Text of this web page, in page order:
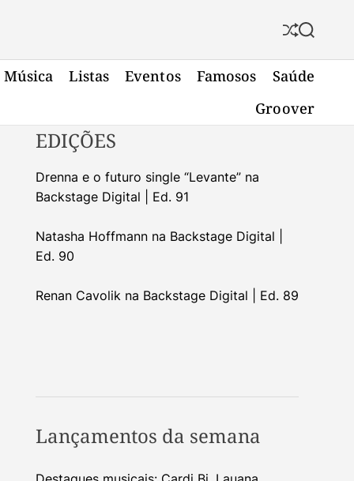
S
f
l
S
a
r
h
Música Listas Eventos Famosos
Saúde
Groover
EDIÇÕES
Drenna e o futuro single “Levante” na
Backstage Digital | Ed. 91
Natasha Hoffmann na Backstage Digital |
Ed. 90
Renan Cavolik na Backstage Digital | Ed. 89
Lançamentos da semana